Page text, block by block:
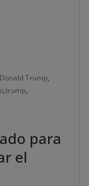
Donald Trump,
,trump,
para
el